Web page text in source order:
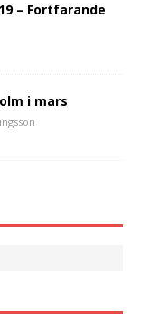
– Fortfarande
i mars